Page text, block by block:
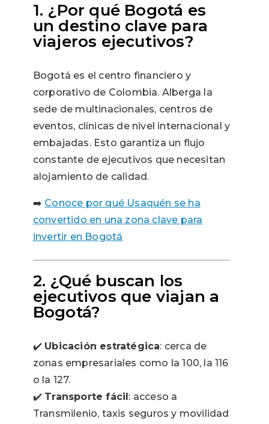
1. ¿Por qué Bogotá es
un destino clave para
viajeros ejecutivos?
Bogotá es el centro financiero y
corporativo de Colombia. Alberga la
sede de multinacionales, centros de
eventos, clínicas de nivel internacional y
embajadas. Esto garantiza un flujo
constante de ejecutivos que necesitan
alojamiento de calidad.
➡️ Conoce por qué Usaquén se ha
convertido en una zona clave para
invertir en Bogotá
2. ¿Qué buscan los
ejecutivos que viajan a
Bogotá?
✔️ Ubicación estratégica: cerca de
zonas empresariales como la 100, la 116
o la 127.
✔️ Transporte fácil: acceso a
Transmilenio, taxis seguros y movilidad